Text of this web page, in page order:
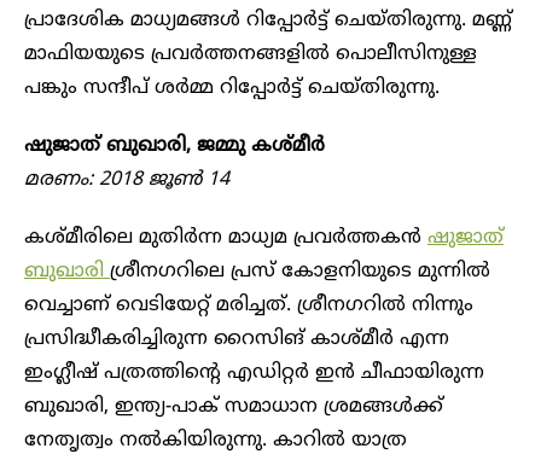
പ്രാദേശിക മാധ്യമങ്ങൾ റിപ്പോർട്ട് ചെയ്തിരുന്നു. മണ്ണ്
മാഫിയയുടെ പ്രവർത്തനങ്ങളിൽ പൊലീസിനുള്ള
പങ്കും സന്ദീപ് ശർമ്മ റിപ്പോർ‌ട്ട് ചെയ്തിരുന്നു.
ഷുജാത് ബുഖാരി, ജമ്മു കശ്മീർ
മരണം: 2018 ജൂൺ 14
കശ്മീരിലെ മുതിർന്ന മാധ്യമ പ്രവർത്തകൻ ഷുജാത്
ബുഖാരി ശ്രീനഗറിലെ പ്രസ് കോളനിയുടെ മുന്നിൽ
വെച്ചാണ് വെടിയേറ്റ് മരിച്ചത്. ശ്രീന​ഗറിൽ നിന്നും
പ്രസിദ്ധീകരിച്ചിരുന്ന റൈസിങ് കാശ്മീർ എന്ന
ഇംഗ്ലീഷ് പത്രത്തിന്റെ എഡിറ്റർ ഇൻ ചീഫായിരുന്ന
ബുഖാരി, ഇന്ത്യ-പാക് സമാധാന ശ്രമങ്ങൾക്ക്
നേതൃത്വം നൽകിയിരുന്നു. കാറില്‍ യാത്ര